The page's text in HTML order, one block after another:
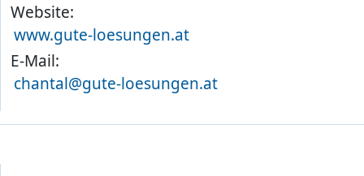
Website:
www.gute-loesungen.at
E-Mail:
chantal@gute-loesungen.at